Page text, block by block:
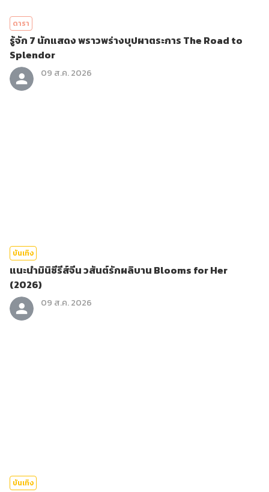
ดารา
รู้จัก 7 นักแสดง พราวพร่างบุปผาตระการ The Road to
Splendor
09 ส.ค. 2026
บันเทิง
แนะนำมินิซีรีส์จีน วสันต์รักผลิบาน Blooms for Her
(2026)
09 ส.ค. 2026
บันเทิง